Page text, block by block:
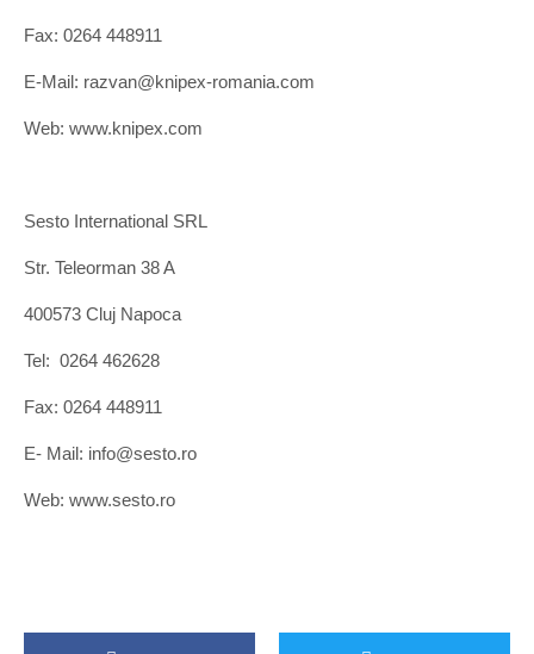
Fax: 0264 448911
E-Mail: razvan@knipex-romania.com
Web: www.knipex.com
Sesto International SRL
Str. Teleorman 38 A
400573 Cluj Napoca
Tel: 0264 462628
Fax: 0264 448911
E- Mail: info@sesto.ro
Web: www.sesto.ro